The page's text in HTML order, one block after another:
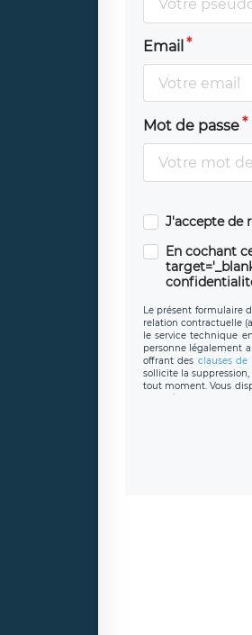
Email
Mot de passe
J'accepte de
En cochant
Le présent formulaire
relation contractuelle
le service technique
personne légalement
offrant des clauses de
sollicite la
tout moment. Vous
caractère personnel,
protection des
joignable à